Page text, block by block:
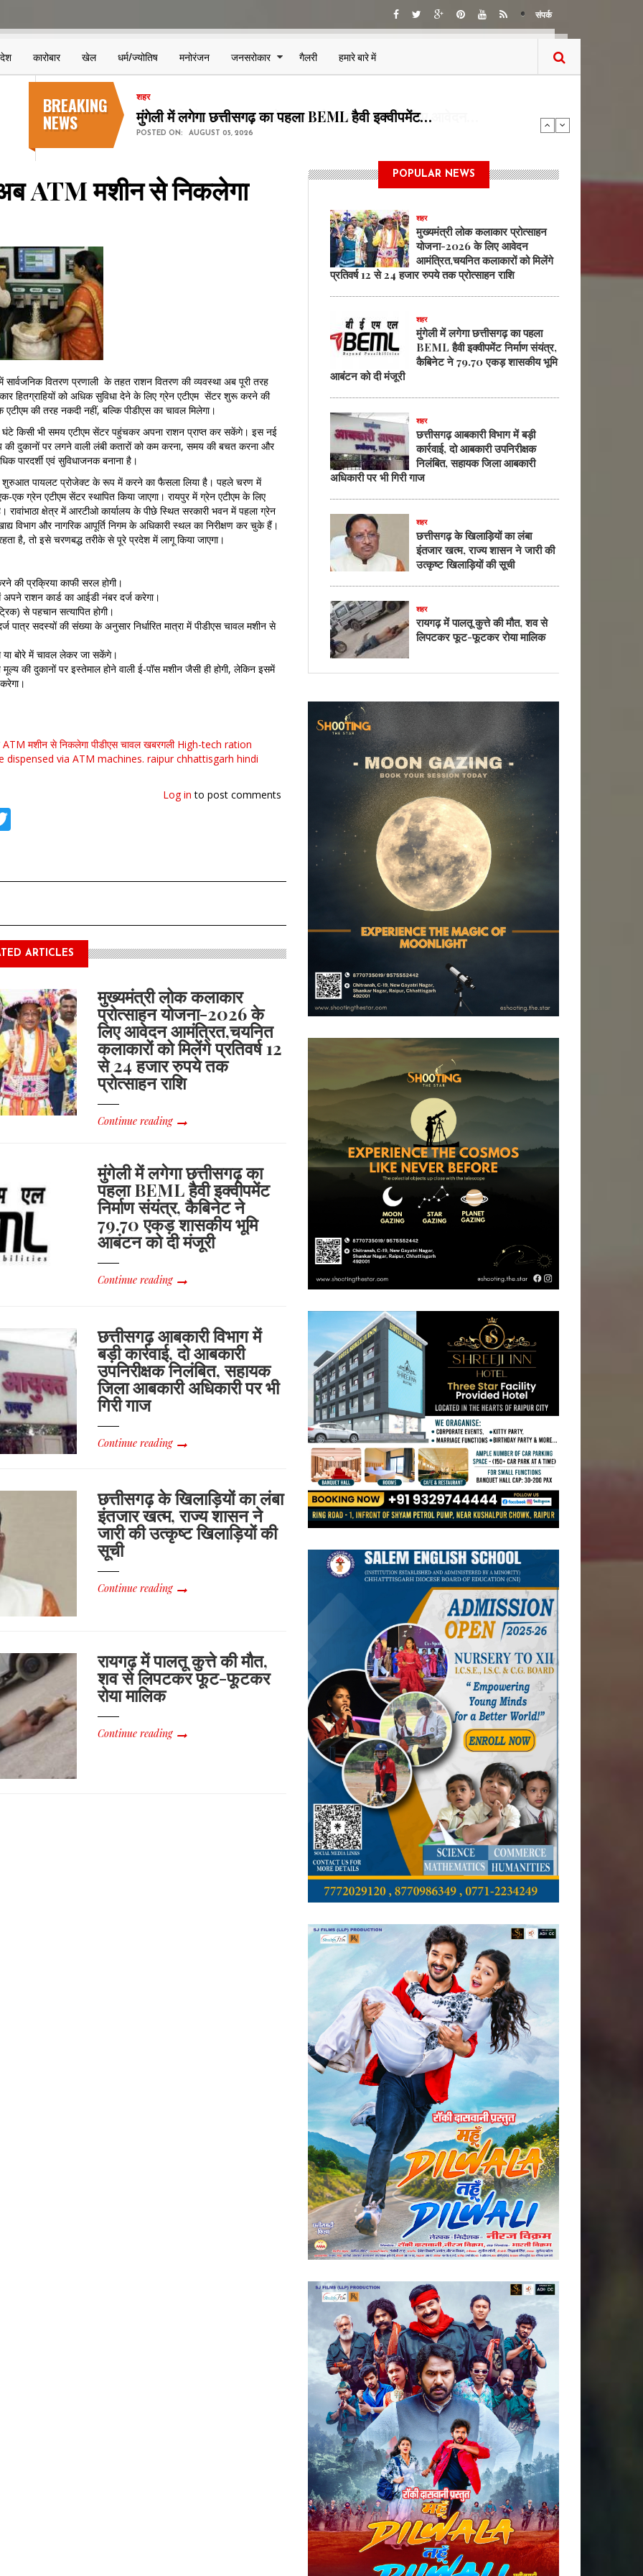
संपर्क
कारोबार खेल धर्म/ज्योतिष मनोरंजन जनसरोकार गैलरी हमारे बारे में
BREAKING
NEWS
शहर
मुंगेली में लगेगा छत्तीसगढ़ का पहला BEML हैवी इक्वीपमेंट…
POSTED ON: AUGUST 05, 2026
ATM मशीन से निकलेगा
सार्वजनिक वितरण प्रणाली के तहत राशन वितरण की व्यवस्था अब पूरी तरह
हितग्राहियों को अधिक सुविधा देने के लिए ग्रेन एटीएम सेंटर शुरू करने की
की तरह नकदी नहीं, बल्कि पीडीएस का चावल मिलेगा।
घंटे किसी भी समय एटीएम सेंटर पहुंचकर अपना राशन प्राप्त कर सकेंगे। इस नई
की दुकानों पर लगने वाली लंबी कतारों को कम करना, समय की बचत करना और
पारदर्शी एवं सुविधाजनक बनाना है।
शुरुआत पायलट प्रोजेक्ट के रूप में करने का फैसला लिया है। पहले चरण में
एक ग्रेन एटीएम सेंटर स्थापित किया जाएगा। रायपुर में ग्रेन एटीएम के लिए
रावांभाठा क्षेत्र में आरटीओ कार्यालय के पीछे स्थित सरकारी भवन में पहला ग्रेन
विभाग और नागरिक आपूर्ति निगम के अधिकारी स्थल का निरीक्षण कर चुके हैं।
है, तो इसे चरणबद्ध तरीके से पूरे प्रदेश में लागू किया जाएगा।
की प्रक्रिया काफी सरल होगी।
राशन कार्ड का आईडी नंबर दर्ज करेगा।
से पहचान सत्यापित होगी।
पात्र सदस्यों की संख्या के अनुसार निर्धारित मात्रा में पीडीएस चावल मशीन से
या बोरे में चावल लेकर जा सकेंगे।
मूल्य की दुकानों पर इस्तेमाल होने वाली ई-पॉस मशीन जैसी ही होगी, लेकिन इसमें
मशीन से निकलेगा पीडीएस चावल खबरगली High-tech ration
dispensed via ATM machines. raipur chhattisgarh hindi
Log in to post comments
ARTICLES
मुख्यमंत्री लोक कलाकार
प्रोत्साहन योजना-2026 के
लिए आवेदन आमंत्रित,चयनित
कलाकारों को मिलेंगे प्रतिवर्ष 12
से 24 हजार रुपये तक
प्रोत्साहन राशि
Continue reading
मुंगेली में लगेगा छत्तीसगढ़ का
पहला BEML हैवी इक्वीपमेंट
निर्माण संयंत्र, कैबिनेट ने
79.70 एकड़ शासकीय भूमि
आबंटन को दी मंजूरी
Continue reading
छत्तीसगढ़ आबकारी विभाग में
बड़ी कार्रवाई, दो आबकारी
उपनिरीक्षक निलंबित, सहायक
जिला आबकारी अधिकारी पर भी
गिरी गाज
Continue reading
छत्तीसगढ़ के खिलाड़ियों का लंबा
इंतजार खत्म, राज्य शासन ने
जारी की उत्कृष्ट खिलाड़ियों की
सूची
Continue reading
रायगढ़ में पालतू कुत्ते की मौत,
शव से लिपटकर फूट-फूटकर
रोया मालिक
Continue reading
POPULAR NEWS
शहर
मुख्यमंत्री लोक कलाकार प्रोत्साहन
योजना-2026 के लिए आवेदन
आमंत्रित,चयनित कलाकारों को मिलेंगे
प्रतिवर्ष 12 से 24 हजार रुपये तक प्रोत्साहन राशि
शहर
मुंगेली में लगेगा छत्तीसगढ़ का पहला
BEML हैवी इक्वीपमेंट निर्माण संयंत्र,
कैबिनेट ने 79.70 एकड़ शासकीय भूमि
आबंटन को दी मंजूरी
शहर
छत्तीसगढ़ आबकारी विभाग में बड़ी
कार्रवाई, दो आबकारी उपनिरीक्षक
निलंबित, सहायक जिला आबकारी
अधिकारी पर भी गिरी गाज
शहर
छत्तीसगढ़ के खिलाड़ियों का लंबा
इंतजार खत्म, राज्य शासन ने जारी की
उत्कृष्ट खिलाड़ियों की सूची
शहर
रायगढ़ में पालतू कुत्ते की मौत, शव से
लिपटकर फूट-फूटकर रोया मालिक